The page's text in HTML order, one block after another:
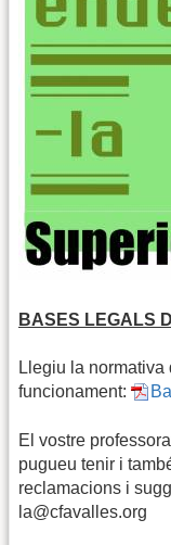
BASES LEGALS
Llegiu la normativa
funcionament:
El vostre
pugueu tenir i
reclamacions i
la@cfavalles.org